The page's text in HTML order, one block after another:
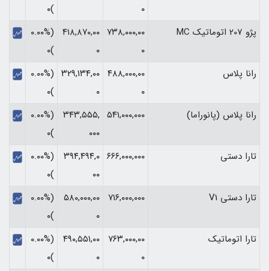
۰
)۰
پژو 207 اتوماتیک MC
۷۳۸,۰۰۰,۰۰
۰
۴۱۸,۸۷۰,۰۰
۰
(۰.۰۰%
)۰
رانا پلاس
۴۸۸,۰۰۰,۰۰
۰
۳۲۹,۱۳۴,۰۰
۰
(۰.۰۰%
)۰
رانا پلاس (پانوراما)
۵۴۱,۰۰۰,۰۰۰ ۳۴۳,۵۵۵,
۰۰۰
(۰.۰۰%
)۰
تارا دستی
۶۶۶,۰۰۰,۰۰۰ ۳۹۴,۴۹۴,۰
۰۰
(۰.۰۰%
)۰
تارا دستی V1
۷۱۶,۰۰۰,۰۰۰
۵۸۰,۰۰۰,۰۰
۰
(۰.۰۰%
)۰
تارا اتوماتیک
۷۶۳,۰۰۰,۰۰
۰
۴۹۰,۵۵۱,۰۰
۰
(۰.۰۰%
)۰